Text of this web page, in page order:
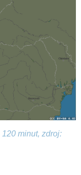
minut, zdroj: